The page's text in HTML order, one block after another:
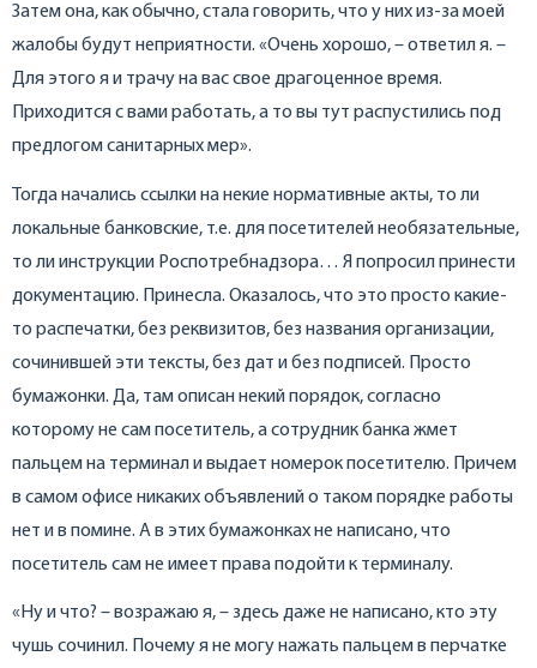
Затем она, как обычно, стала говорить, что у них из-за моей
жалобы будут неприятности. «Очень хорошо, – ответил я. –
Для этого я и трачу на вас свое драгоценное время.
Приходится с вами работать, а то вы тут распустились под
предлогом санитарных мер».
Тогда начались ссылки на некие нормативные акты, то ли
локальные банковские, т.е. для посетителей необязательные,
то ли инструкции Роспотребнадзора… Я попросил принести
документацию. Принесла. Оказалось, что это просто какие-
то распечатки, без реквизитов, без названия организации,
сочинившей эти тексты, без дат и без подписей. Просто
бумажонки. Да, там описан некий порядок, согласно
которому не сам посетитель, а сотрудник банка жмет
пальцем на терминал и выдает номерок посетителю. Причем
в самом офисе никаких объявлений о таком порядке работы
нет и в помине. А в этих бумажонках не написано, что
посетитель сам не имеет права подойти к терминалу.
«Ну и что? – возражаю я, – здесь даже не написано, кто эту
чушь сочинил. Почему я не могу нажать пальцем в перчатке